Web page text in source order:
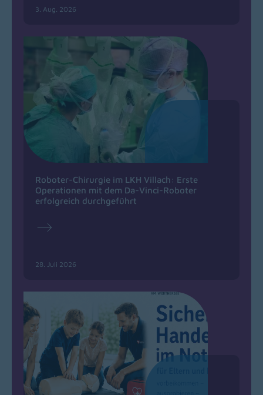
3. Aug. 2026
Roboter-Chirurgie im LKH Villach: Erste
Operationen mit dem Da-Vinci-Roboter
erfolgreich durchgeführt
28. Juli 2026